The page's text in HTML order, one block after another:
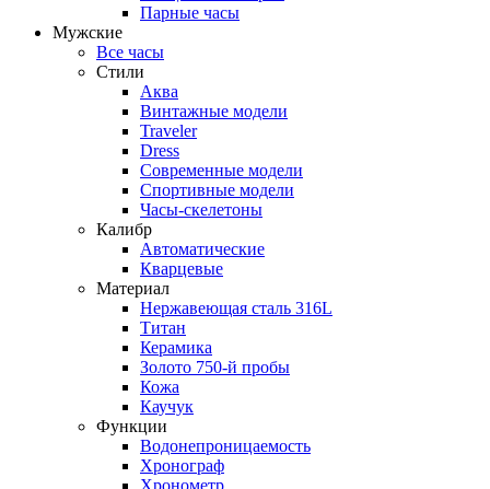
Парные часы
Мужские
Все часы
Стили
Аква
Винтажные модели
Traveler
Dress
Современные модели
Спортивные модели
Часы-скелетоны
Калибр
Автоматические
Кварцевые
Материал
Нержавеющая сталь 316L
Титан
Керамика
Золото 750-й пробы
Кожа
Каучук
Функции
Водонепроницаемость
Хронограф
Хронометр